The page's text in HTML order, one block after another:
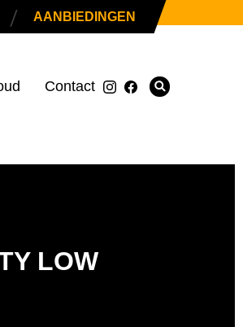
| AANBIEDINGEN
Contact
LOW